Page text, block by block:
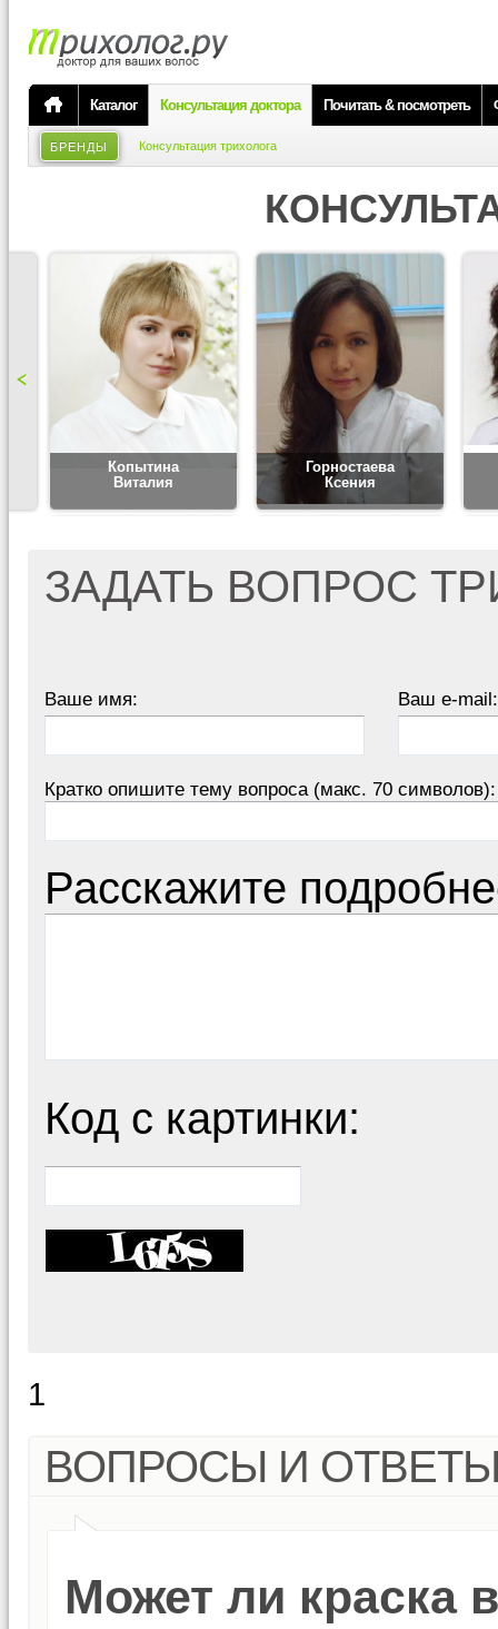
Каталог Консультация доктора Почитать & посмотреть
БРЕНДЫ Консультация трихолога
Копытина
Виталия
Горностаева
Ксения
ЗАДАТЬ ВОПРОС
Ваше имя: Ваш e-mail:
Кратко опишите тему вопроса (макс. 70 символов):
Расскажите
Код с картинки:
1
ВОПРОСЫ И
Может ли краска